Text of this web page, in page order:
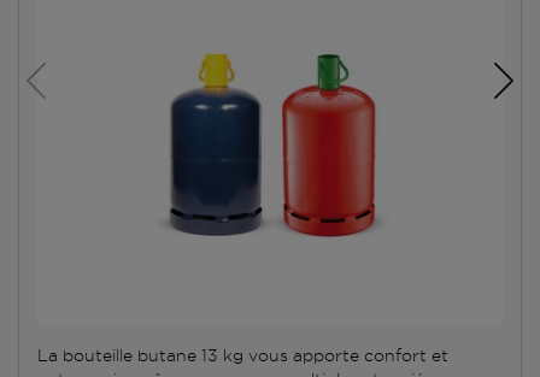
La bouteille butane 13 kg vous apporte confort et